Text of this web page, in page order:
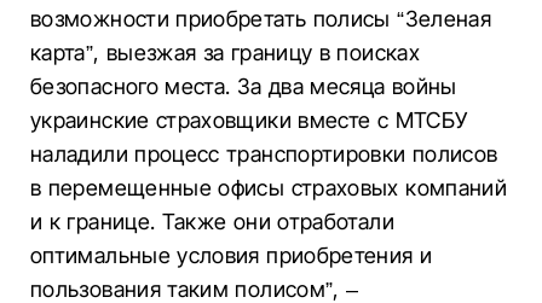
возможности приобретать полисы “Зеленая
карта”, выезжая за границу в поисках
безопасного места. За два месяца войны
украинские страховщики вместе с МТСБУ
наладили процесс транспортировки полисов
в перемещенные офисы страховых компаний
и к границе. Также они отработали
оптимальные условия приобретения и
пользования таким полисом”, –